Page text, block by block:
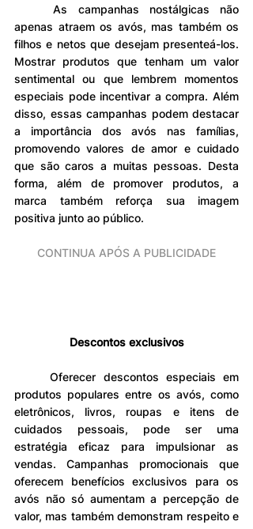
	As campanhas nostálgicas não
apenas atraem os avós, mas também os
filhos e netos que desejam presenteá-los.
Mostrar produtos que tenham um valor
sentimental ou que lembrem momentos
especiais pode incentivar a compra. Além
disso, essas campanhas podem destacar
a importância dos avós nas famílias,
promovendo valores de amor e cuidado
que são caros a muitas pessoas. Desta
forma, além de promover produtos, a
marca também reforça sua imagem
positiva junto ao público.
CONTINUA APÓS A PUBLICIDADE
Descontos exclusivos
	Oferecer descontos especiais em
produtos populares entre os avós, como
eletrônicos, livros, roupas e itens de
cuidados pessoais, pode ser uma
estratégia eficaz para impulsionar as
vendas. Campanhas promocionais que
oferecem benefícios exclusivos para os
avós não só aumentam a percepção de
valor, mas também demonstram respeito e